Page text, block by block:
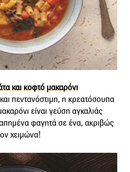
και κοφτό μακαρόνι
πεντανόστιμη, η κρεατόσουπα
είναι γεύση αγκαλιάς
φαγητά σε ένα, ακριβώς
χειμώνα!